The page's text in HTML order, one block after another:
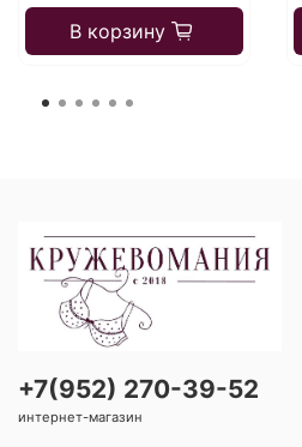
В корзину
+7(952) 270-39-52
интернет-магазин